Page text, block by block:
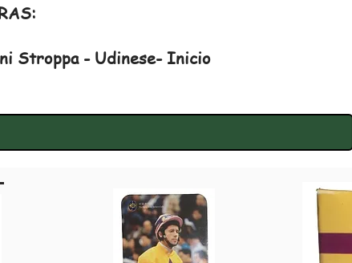
Stroppa - Udinese- Inicio